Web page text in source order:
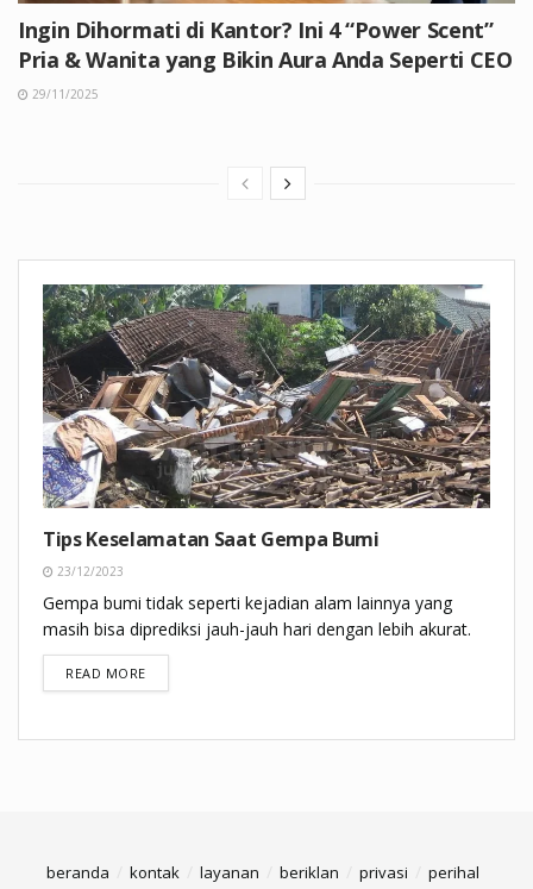
Ingin Dihormati di Kantor? Ini 4 “Power Scent”
Pria & Wanita yang Bikin Aura Anda Seperti CEO
29/11/2025
Tips Keselamatan Saat Gempa Bumi
23/12/2023
Gempa bumi tidak seperti kejadian alam lainnya yang
masih bisa diprediksi jauh-jauh hari dengan lebih akurat.
READ MOREDETAILS
beranda kontak layanan beriklan privasi perihal